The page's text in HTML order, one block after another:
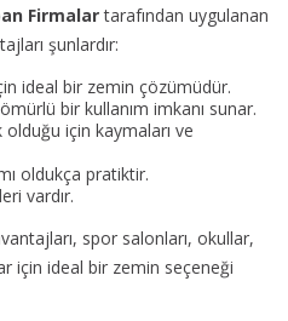
Firmalartarafından uygulanan
şunlardır:
ideal bir zemin çözümüdür.
ömürlü bir kullanım imkanı sunar.
için kaymaları ve
oldukça pratiktir.
vardır.
spor salonları, okullar,
için ideal bir zemin seçeneği